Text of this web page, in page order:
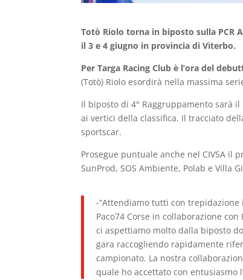
Totò Riolo torna in biposto sulla PCR
il 3 e 4 giugno in provincia di Viterbo.
Per Targa Racing Club è l’ora del
(Totò) Riolo esordirà nella massima
Il biposto di 4° Raggruppamento sarà
ai vertici della classifica. Il tracciato
sportscar.
Prosegue puntuale anche nel CIVSA il
SunProd, SOS Ambiente, Polab e Villa
-“Attendiamo tutti con trepidazione
Paco74 Corse in collaborazione
ci aspettiamo molto dalla biposto
gara raccogliendo rapidamente
campionato. La nostra
quale ho accettato con entusiasmo